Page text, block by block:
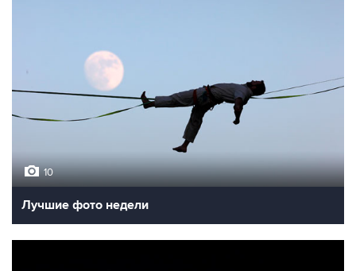
10
Лучшие фото недели